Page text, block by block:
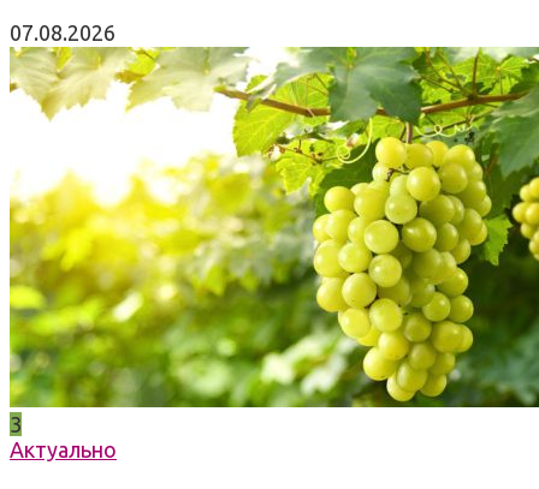
07.08.2026
3
Актуально